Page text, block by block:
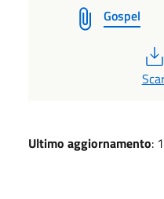
Gospel
PDF
Ultimo aggiornamento: